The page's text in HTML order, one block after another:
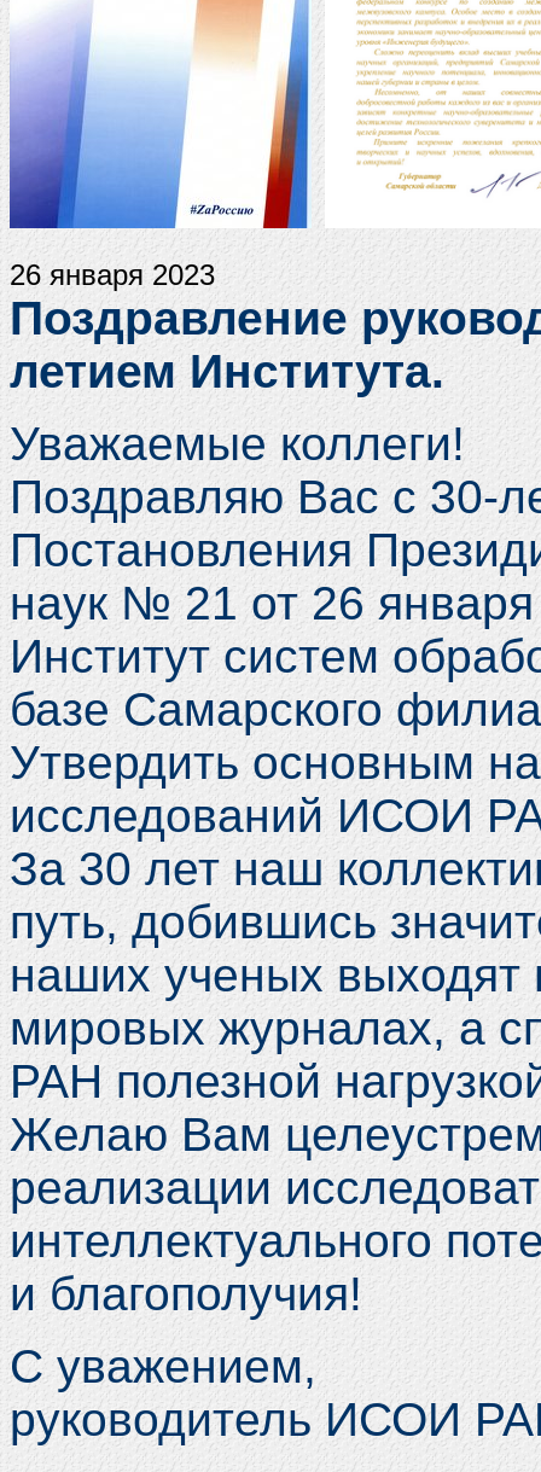
26 января 2023
Поздравление
летием Института.
Уважаемые коллеги!
Поздравляю Вас с 30-
Постановления
наук № 21 от 26 января
Институт систем
базе Самарского
Утвердить основным
исследований ИСОИ
За 30 лет наш
путь, добившись
наших ученых
мировых журналах, а
РАН полезной
Желаю Вам
реализации
интеллектуального
и благополучия!
С уважением,
руководитель ИСОИ